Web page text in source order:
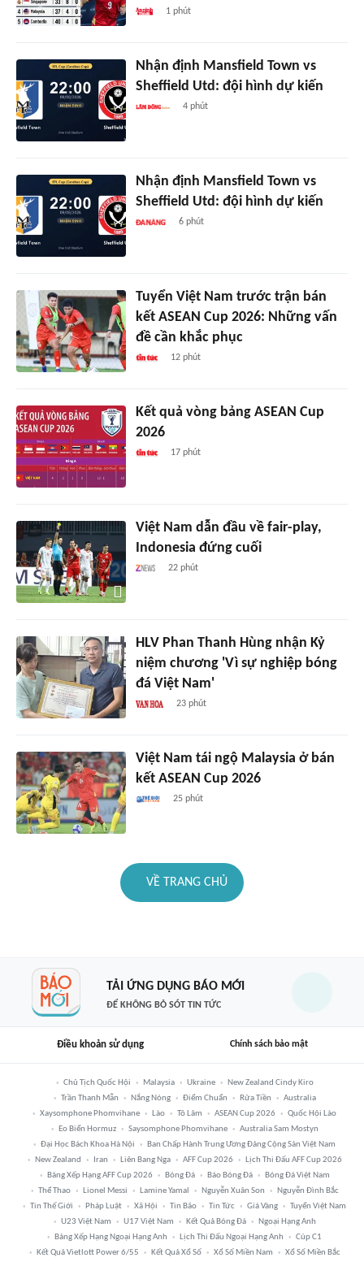
1 phút
Nhận định Mansfield Town vs
Sheffield Utd: đội hình dự kiến
4 phút
Nhận định Mansfield Town vs
Sheffield Utd: đội hình dự kiến
6 phút
Tuyển Việt Nam trước trận bán
kết ASEAN Cup 2026: Những vấn
đề cần khắc phục
12 phút
Kết quả vòng bảng ASEAN Cup
2026
17 phút
Việt Nam dẫn đầu về fair-play,
Indonesia đứng cuối
22 phút
HLV Phan Thanh Hùng nhận Kỷ
niệm chương 'Vì sự nghiệp bóng
đá Việt Nam'
23 phút
Việt Nam tái ngộ Malaysia ở bán
kết ASEAN Cup 2026
25 phút
VỀ TRANG CHỦ
TẢI ỨNG DỤNG BÁO MỚI
ĐỂ KHÔNG BỎ SÓT TIN TỨC
Điều khoản sử dụng Chính sách bảo mật
Chủ Tịch Quốc Hội Malaysia Ukraine
New Zealand Cindy Kiro
Trần Thanh Mẫn
Nắng Nóng Điểm Chuẩn Rửa Tiền
Australia
Xaysomphone Phomvihane
Lào Tô Lâm ASEAN Cup 2026
Quốc Hội Lào
Eo Biển Hormuz
Saysomphone Phomvihane
Australia Sam Mostyn
Đại Học Bách Khoa Hà Nội
Ban Chấp Hành Trung Ương Đảng Cộng Sản Việt Nam
New Zealand
Iran Liên Bang Nga AFF Cup 2026
Lịch Thi Đấu AFF Cup 2026
Bảng Xếp Hạng AFF Cup 2026
Bóng Đá Báo Bóng Đá
Bóng Đá Việt Nam
Thể Thao
Lionel Messi Lamine Yamal Nguyễn Xuân Son
Nguyễn Đình Bắc
Tin Thế Giới
Pháp Luật Xã Hội Tin Bão Tin Tức Giá Vàng
Tuyển Việt Nam
U23 Việt Nam
U17 Việt Nam Kết Quả Bóng Đá
Ngoại Hạng Anh
Bảng Xếp Hạng Ngoại Hạng Anh
Lịch Thi Đấu Ngoại Hạng Anh
Cúp C1
Kết Quả Vietlott Power 6/55
Kết Quả Xổ Số Xổ Số Miền Nam Xổ Số Miền Bắc